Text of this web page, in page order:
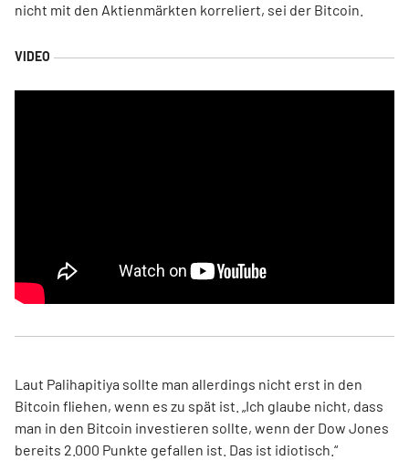
nicht mit den Aktienmärkten korreliert, sei der Bitcoin.
Laut Palihapitiya sollte man allerdings nicht erst in den
Bitcoin fliehen, wenn es zu spät ist. „Ich glaube nicht, dass
man in den Bitcoin investieren sollte, wenn der Dow Jones
bereits 2.000 Punkte gefallen ist. Das ist idiotisch.“